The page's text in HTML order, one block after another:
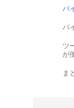
バ
バ
ツ
が
ま